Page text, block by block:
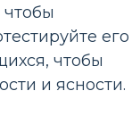
его
чтобы
и ясности.